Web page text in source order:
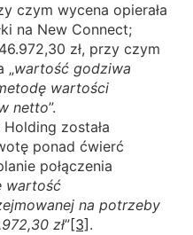
czym wycena opierała
na New Connect;
zł, przy czym
„wartość godziwa
wartości
netto”.
została
ponad ćwierć
połączenia
wartość
na potrzeby
zł”[3] .